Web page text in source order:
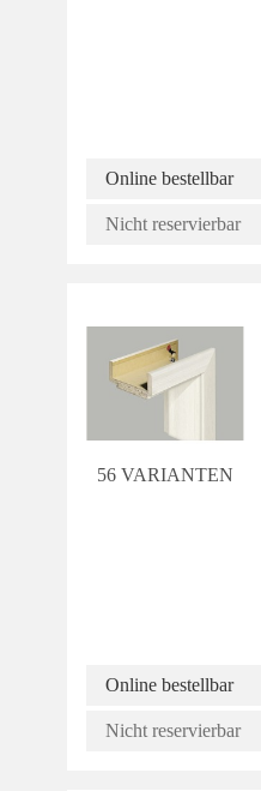
Online bestellbar
Nicht reservierbar
56 VARIANTEN
Online bestellbar
Nicht reservierbar